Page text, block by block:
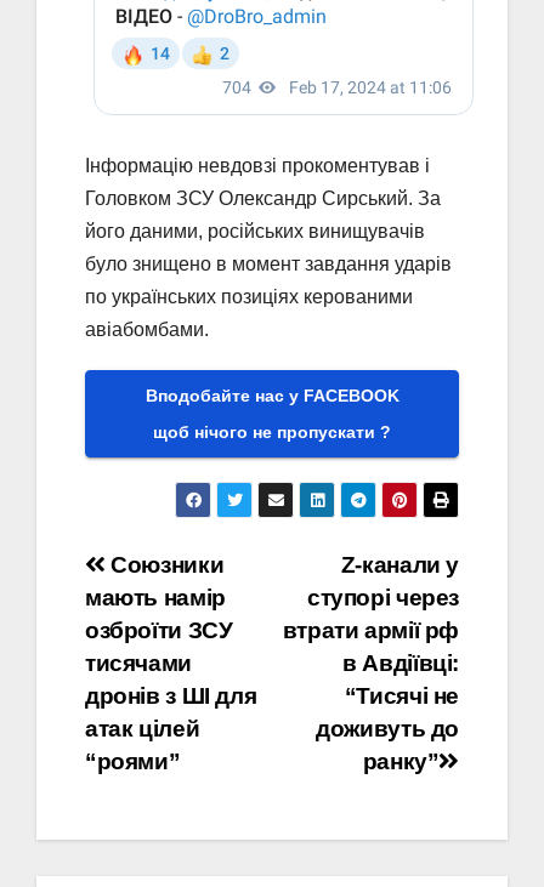
Інформацію невдовзі прокоментував і
Головком ЗСУ Олександр Сирський. За
його даними, російських винищувачів
було знищено в момент завдання ударів
по українських позиціях керованими
авіабомбами.
Вподобайте нас у FACEBOOK
щоб нічого не пропускати ?
Навігація
записів
Z-канали у
ступорі через
втрати армії рф
в Авдіївці:
“Тисячі не
доживуть до
ранку”
Союзники
мають намір
озброїти ЗСУ
тисячами
дронів з ШІ для
атак цілей
“роями”